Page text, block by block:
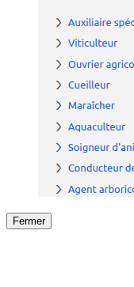
Fermer